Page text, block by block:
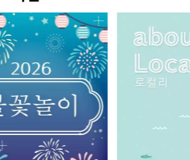
볼거리가 있습니다.
에서 후지산, 벚꽃, 그
우러진 아름다운 풍경
에는 가와구치호 허브
이시공원을 즐길 수
모미지 회랑에서 후지
을 감상할 수 있습니
전망과 함께 스키와
텐 스노 리조트가 있습니다. 최근에는
장한 자연 속에서 트